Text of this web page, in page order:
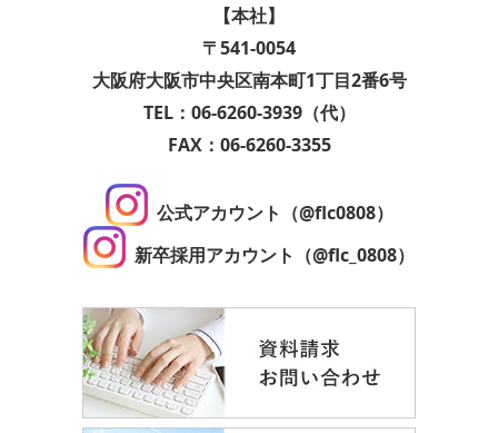
【本社】
〒541-0054
大阪府大阪市中央区南本町1丁目2番6号
TEL：06-6260-3939（代）
FAX：06-6260-3355
公式アカウント（@flc0808）
新卒採用アカウント（@flc_0808）